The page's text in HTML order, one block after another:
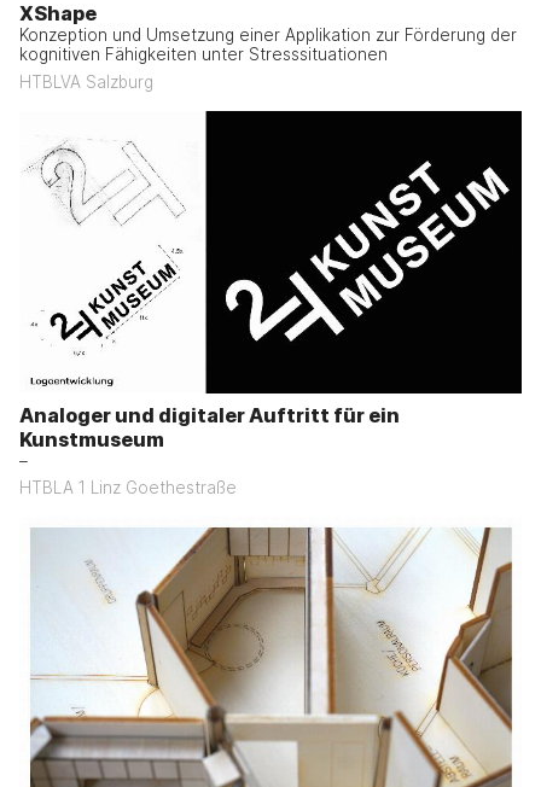
XShape
Konzeption und Umsetzung einer Applikation zur Förderung der
kognitiven Fähigkeiten unter Stresssituationen
HTBLVA Salzburg
Analoger und digitaler Auftritt für ein
Kunstmuseum
–
HTBLA 1 Linz Goethestraße